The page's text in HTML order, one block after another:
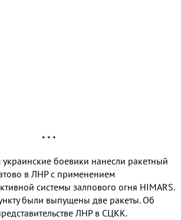
* * *
боевики нанесли ракетный
в ЛНР с применением
системы залпового огня HIMARS.
были выпущены две ракеты. Об
ЛНР в СЦКК.